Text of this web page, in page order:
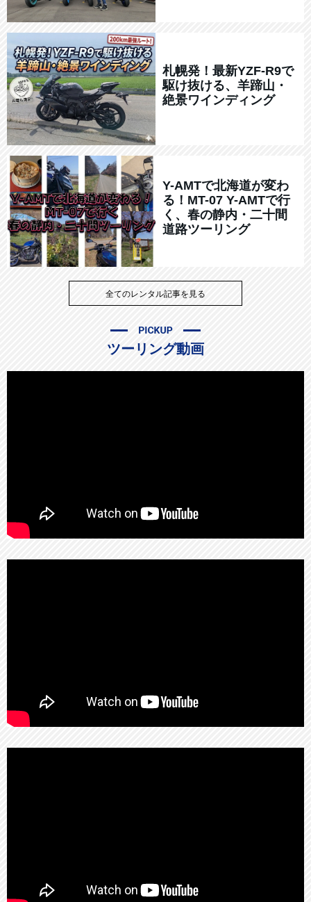
札幌発！最新YZF-R9で
駆け抜ける、羊蹄山・
絶景ワインディング
Y-AMTで北海道が変わ
る！MT-07 Y-AMTで行
く、春の静内・二十間
道路ツーリング
全てのレンタル記事を見る
ツーリング動画